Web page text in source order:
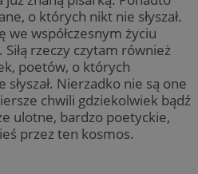
o których nikt nie słyszał.
we współczesnym życiu
rzeczy czytam również
poetów, o których
Nierzadko nie są one
chwili gdziekolwiek bądź
ulotne, bardzo poetyckie,
przez ten kosmos.